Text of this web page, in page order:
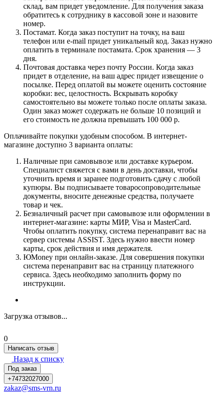
склад, вам придет уведомление. Для получения заказа
обратитесь к сотруднику в кассовой зоне и назовите
номер.
Постамат. Когда заказ поступит на точку, на ваш
телефон или e-mail придет уникальный код. Заказ нужно
оплатить в терминале постамата. Срок хранения — 3
дня.
Почтовая доставка через почту России. Когда заказ
придет в отделение, на ваш адрес придет извещение о
посылке. Перед оплатой вы можете оценить состояние
коробки: вес, целостность. Вскрывать коробку
самостоятельно вы можете только после оплаты заказа.
Один заказ может содержать не больше 10 позиций и
его стоимость не должна превышать 100 000 р.
Оплачивайте покупки удобным способом. В интернет-
магазине доступно 3 варианта оплаты:
Наличные при самовывозе или доставке курьером.
Специалист свяжется с вами в день доставки, чтобы
уточнить время и заранее подготовить сдачу с любой
купюры. Вы подписываете товаросопроводительные
документы, вносите денежные средства, получаете
товар и чек.
Безналичный расчет при самовывозе или оформлении в
интернет-магазине: карты МИР, Visa и MasterCard.
Чтобы оплатить покупку, система перенаправит вас на
сервер системы ASSIST. Здесь нужно ввести номер
карты, срок действия и имя держателя.
ЮMoney при онлайн-заказе. Для совершения покупки
система перенаправит вас на страницу платежного
сервиса. Здесь необходимо заполнить форму по
инструкции.
Загрузка отзывов...
0
Написать отзыв
Назад к списку
Под заказ
+74732027000
zakaz@sms-vrn.ru